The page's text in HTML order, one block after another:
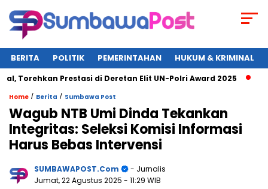
BERITA POLITIK PEMERINTAHAN HUKUM & KRIMINAL
Prestasi di Deretan Elit UN-Polri Award 2025
Home / Berita / Sumbawa Post
Wagub NTB Umi Dinda Tekankan
Integritas: Seleksi Komisi Informasi
Harus Bebas Intervensi
SUMBAWAPOST.com
- Jurnalis
Jumat, 22 Agustus 2025 - 11:29 WIB